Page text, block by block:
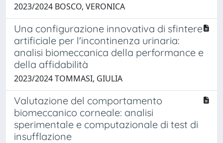
2023/2024 BOSCO, VERONICA
Una configurazione innovativa di sfintere
artificiale per l'incontinenza urinaria:
analisi biomeccanica della performance e
della affidabilità
2023/2024 TOMMASI, GIULIA
Valutazione del comportamento
biomeccanico corneale: analisi
sperimentale e computazionale di test di
insufflazione